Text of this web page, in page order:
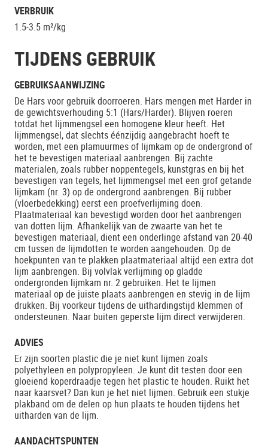
VERBRUIK
1.5-3.5 m²/kg
TIJDENS GEBRUIK
GEBRUIKSAANWIJZING
De Hars voor gebruik doorroeren. Hars mengen met Harder in
de gewichtsverhouding 5:1 (Hars/Harder). Blijven roeren
totdat het lijmmengsel een homogene kleur heeft. Het
lijmmengsel, dat slechts éénzijdig aangebracht hoeft te
worden, met een plamuurmes of lijmkam op de ondergrond of
het te bevestigen materiaal aanbrengen. Bij zachte
materialen, zoals rubber noppentegels, kunstgras en bij het
bevestigen van tegels, het lijmmengsel met een grof getande
lijmkam (nr. 3) op de ondergrond aanbrengen. Bij rubber
(vloerbedekking) eerst een proefverlijming doen.
Plaatmateriaal kan bevestigd worden door het aanbrengen
van dotten lijm. Afhankelijk van de zwaarte van het te
bevestigen materiaal, dient een onderlinge afstand van 20-40
cm tussen de lijmdotten te worden aangehouden. Op de
hoekpunten van te plakken plaatmateriaal altijd een extra dot
lijm aanbrengen. Bij volvlak verlijming op gladde
ondergronden lijmkam nr. 2 gebruiken. Het te lijmen
materiaal op de juiste plaats aanbrengen en stevig in de lijm
drukken. Bij voorkeur tijdens de uithardingstijd klemmen of
ondersteunen. Naar buiten geperste lijm direct verwijderen.
ADVIES
Er zijn soorten plastic die je niet kunt lijmen zoals
polyethyleen en polypropyleen. Je kunt dit testen door een
gloeiend koperdraadje tegen het plastic te houden. Ruikt het
naar kaarsvet? Dan kun je het niet lijmen. Gebruik een stukje
plakband om de delen op hun plaats te houden tijdens het
uitharden van de lijm.
AANDACHTSPUNTEN